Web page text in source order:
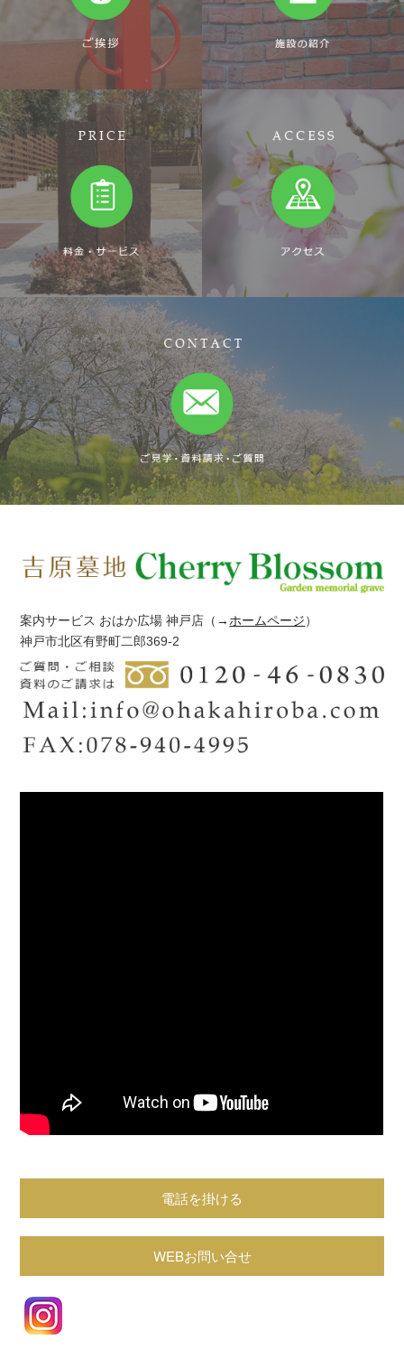
案内サービス おはか広場 神戸店 （→ ホームページ）
神戸市北区有野町二郎369-2
電話を掛ける
WEBお問い合せ